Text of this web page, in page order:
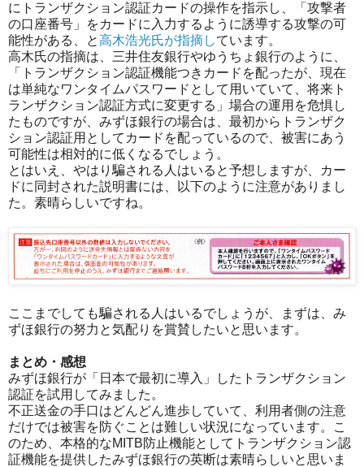
にトランザクション認証カードの操作を指示し、「攻撃者
の口座番号」をカードに入力するように誘導する攻撃の可
能性がある、と高木浩光氏が指摘しています。
高木氏の指摘は、三井住友銀行やゆうちょ銀行のように、
「トランザクション認証機能つきカードを配ったが、現在
は単純なワンタイムパスワードとして用いていて、将来ト
ランザクション認証方式に変更する」場合の運用を危惧し
たものですが、みずほ銀行の場合は、最初からトランザク
ション認証用としてカードを配っているので、被害にあう
可能性は相対的に低くなるでしょう。
とはいえ、やはり騙される人はいると予想しますが、カー
ドに同封された説明書には、以下のように注意がありまし
た。素晴らしいですね。
ここまでしても騙される人はいるでしょうが、まずは、み
ずほ銀行の努力と気配りを賞賛したいと思います。
まとめ・感想
みずほ銀行が「日本で最初に導入」したトランザクション
認証を試用してみました。
不正送金の手口はどんどん進歩していて、利用者側の注意
だけでは被害を防ぐことは難しい状況になっています。こ
のため、本格的なMITB防止機能としてトランザクション認
証機能を提供したみずほ銀行の英断は素晴らしいと思いま